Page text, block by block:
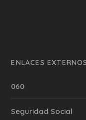
ENLACES EXTERNOS
060
Seguridad Social